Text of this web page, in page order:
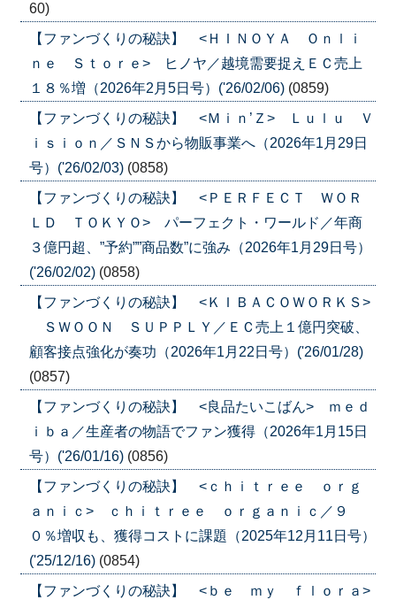
60)
【ファンづくりの秘訣】 <ＨＩＮＯＹＡ Ｏｎｌｉ
ｎｅ Ｓｔｏｒｅ> ヒノヤ／越境需要捉えＥＣ売上
１８％増（2026年2月5日号）('26/02/06) (0859)
【ファンづくりの秘訣】 <Ｍｉｎ’Ｚ> Ｌｕｌｕ Ｖ
ｉｓｉｏｎ／ＳＮＳから物販事業へ（2026年1月29日
号）('26/02/03) (0858)
【ファンづくりの秘訣】 <ＰＥＲＦＥＣＴ ＷＯＲ
ＬＤ ＴＯＫＹＯ> パーフェクト・ワールド／年商
３億円超、”予約””商品数”に強み（2026年1月29日号）
('26/02/02) (0858)
【ファンづくりの秘訣】 <ＫＩＢＡＣＯＷＯＲＫＳ>
ＳＷＯＯＮ ＳＵＰＰＬＹ／ＥＣ売上１億円突破、
顧客接点強化が奏功（2026年1月22日号）('26/01/28)
(0857)
【ファンづくりの秘訣】 <良品たいこばん> ｍｅｄ
ｉｂａ／生産者の物語でファン獲得（2026年1月15日
号）('26/01/16) (0856)
【ファンづくりの秘訣】 <ｃｈｉｔｒｅｅ ｏｒｇ
ａｎｉｃ> ｃｈｉｔｒｅｅ ｏｒｇａｎｉｃ／９
０％増収も、獲得コストに課題（2025年12月11日号）
('25/12/16) (0854)
【ファンづくりの秘訣】 <ｂｅ ｍｙ ｆｌｏｒａ>